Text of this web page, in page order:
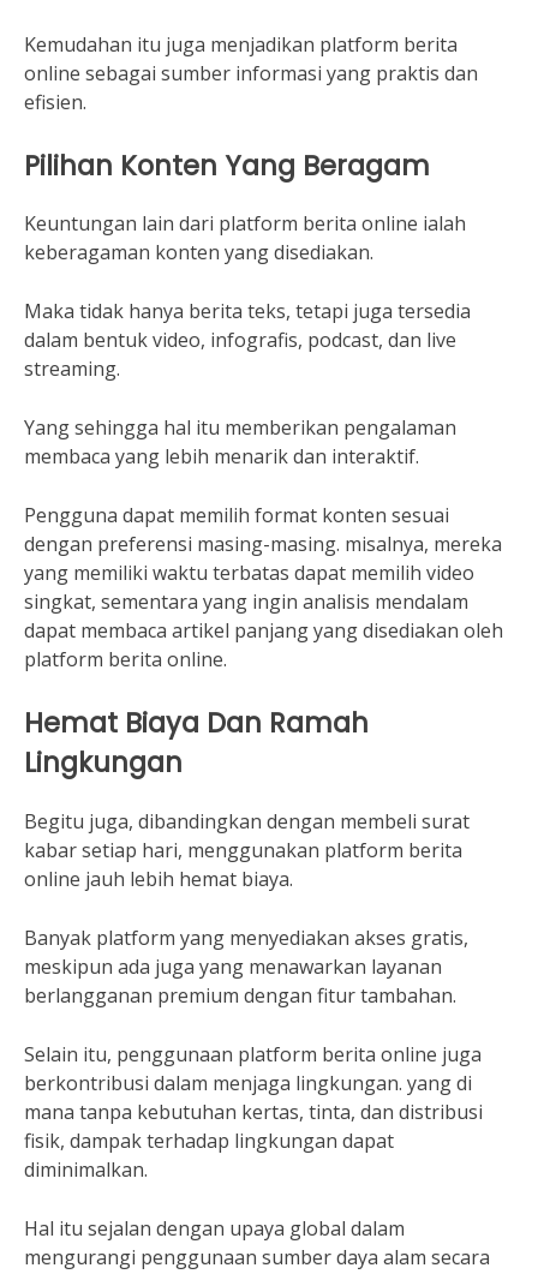
Kemudahan itu juga menjadikan platform berita
online sebagai sumber informasi yang praktis dan
efisien.
Pilihan Konten Yang Beragam
Keuntungan lain dari platform berita online ialah
keberagaman konten yang disediakan.
Maka tidak hanya berita teks, tetapi juga tersedia
dalam bentuk video, infografis, podcast, dan live
streaming.
Yang sehingga hal itu memberikan pengalaman
membaca yang lebih menarik dan interaktif.
Pengguna dapat memilih format konten sesuai
dengan preferensi masing-masing. misalnya, mereka
yang memiliki waktu terbatas dapat memilih video
singkat, sementara yang ingin analisis mendalam
dapat membaca artikel panjang yang disediakan oleh
platform berita online.
Hemat Biaya Dan Ramah
Lingkungan
Begitu juga, dibandingkan dengan membeli surat
kabar setiap hari, menggunakan platform berita
online jauh lebih hemat biaya.
Banyak platform yang menyediakan akses gratis,
meskipun ada juga yang menawarkan layanan
berlangganan premium dengan fitur tambahan.
Selain itu, penggunaan platform berita online juga
berkontribusi dalam menjaga lingkungan. yang di
mana tanpa kebutuhan kertas, tinta, dan distribusi
fisik, dampak terhadap lingkungan dapat
diminimalkan.
Hal itu sejalan dengan upaya global dalam
mengurangi penggunaan sumber daya alam secara